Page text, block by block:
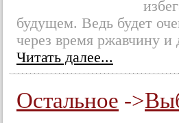
будущем. Ведь будет
через время ржавчину
Читать далее...
Остальное ->